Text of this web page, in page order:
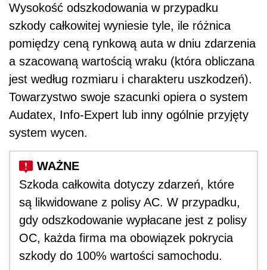
Wysokość odszkodowania w przypadku
szkody całkowitej wyniesie tyle, ile różnica
pomiędzy ceną rynkową auta w dniu zdarzenia
a szacowaną wartością wraku (która obliczana
jest według rozmiaru i charakteru uszkodzeń).
Towarzystwo swoje szacunki opiera o system
Audatex, Info-Expert lub inny ogólnie przyjęty
system wycen.
Szkoda całkowita dotyczy zdarzeń, które
są likwidowane z polisy AC. W przypadku,
gdy odszkodowanie wypłacane jest z polisy
OC, każda firma ma obowiązek pokrycia
szkody do 100% wartości samochodu.